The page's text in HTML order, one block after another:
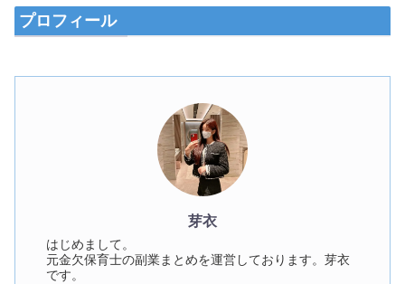
プロフィール
芽衣
はじめまして。
元金欠保育士の副業まとめを運営しております。芽衣
です。